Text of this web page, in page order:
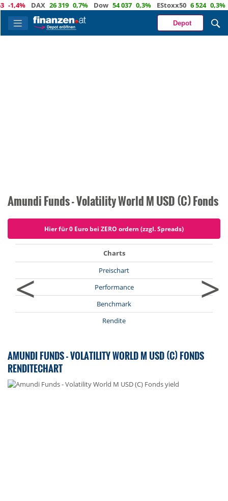
-1,4% DAX 26 319 0,7% Dow 54 037 0,3% EStoxx50 6 524 0,3%
Depot
Amundi Funds - Volatility World M USD (C) Fonds
Hier für 0 Euro bei ZERO ordern (zzgl. Spreads)
<
Charts
Preischart
Performance
Benchmark
Rendite
>
AMUNDI FUNDS - VOLATILITY WORLD M USD (C) FONDS
RENDITECHART